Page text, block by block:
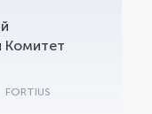
Комитет
FORTIUS